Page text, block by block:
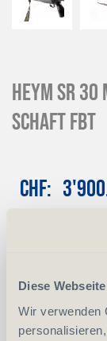
Diese
Wir verwenden
Heym SR
Schaft FBT
CHF
Anzahlung